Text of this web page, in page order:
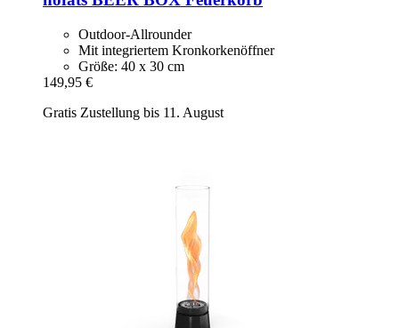
Outdoor-Allrounder
Mit integriertem Kronkorkenöffner
Größe: 40 x 30 cm
149,95 €
Gratis Zustellung bis 11. August